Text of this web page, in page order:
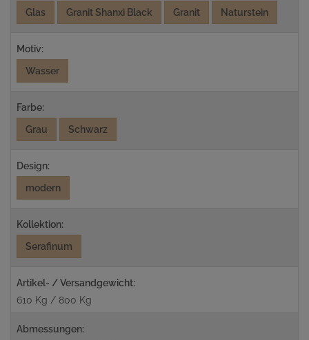
Glas
Granit Shanxi Black Granit Naturstein
Motiv:
Wasser
Farbe:
Grau
Schwarz
Design:
modern
Kollektion:
Serafinum
Artikel- / Versandgewicht:
610 Kg / 800 Kg
Abmessungen: